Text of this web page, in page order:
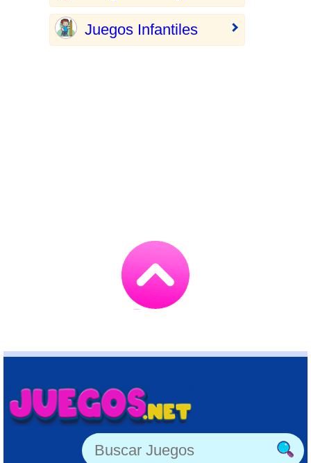
Juegos Infantiles